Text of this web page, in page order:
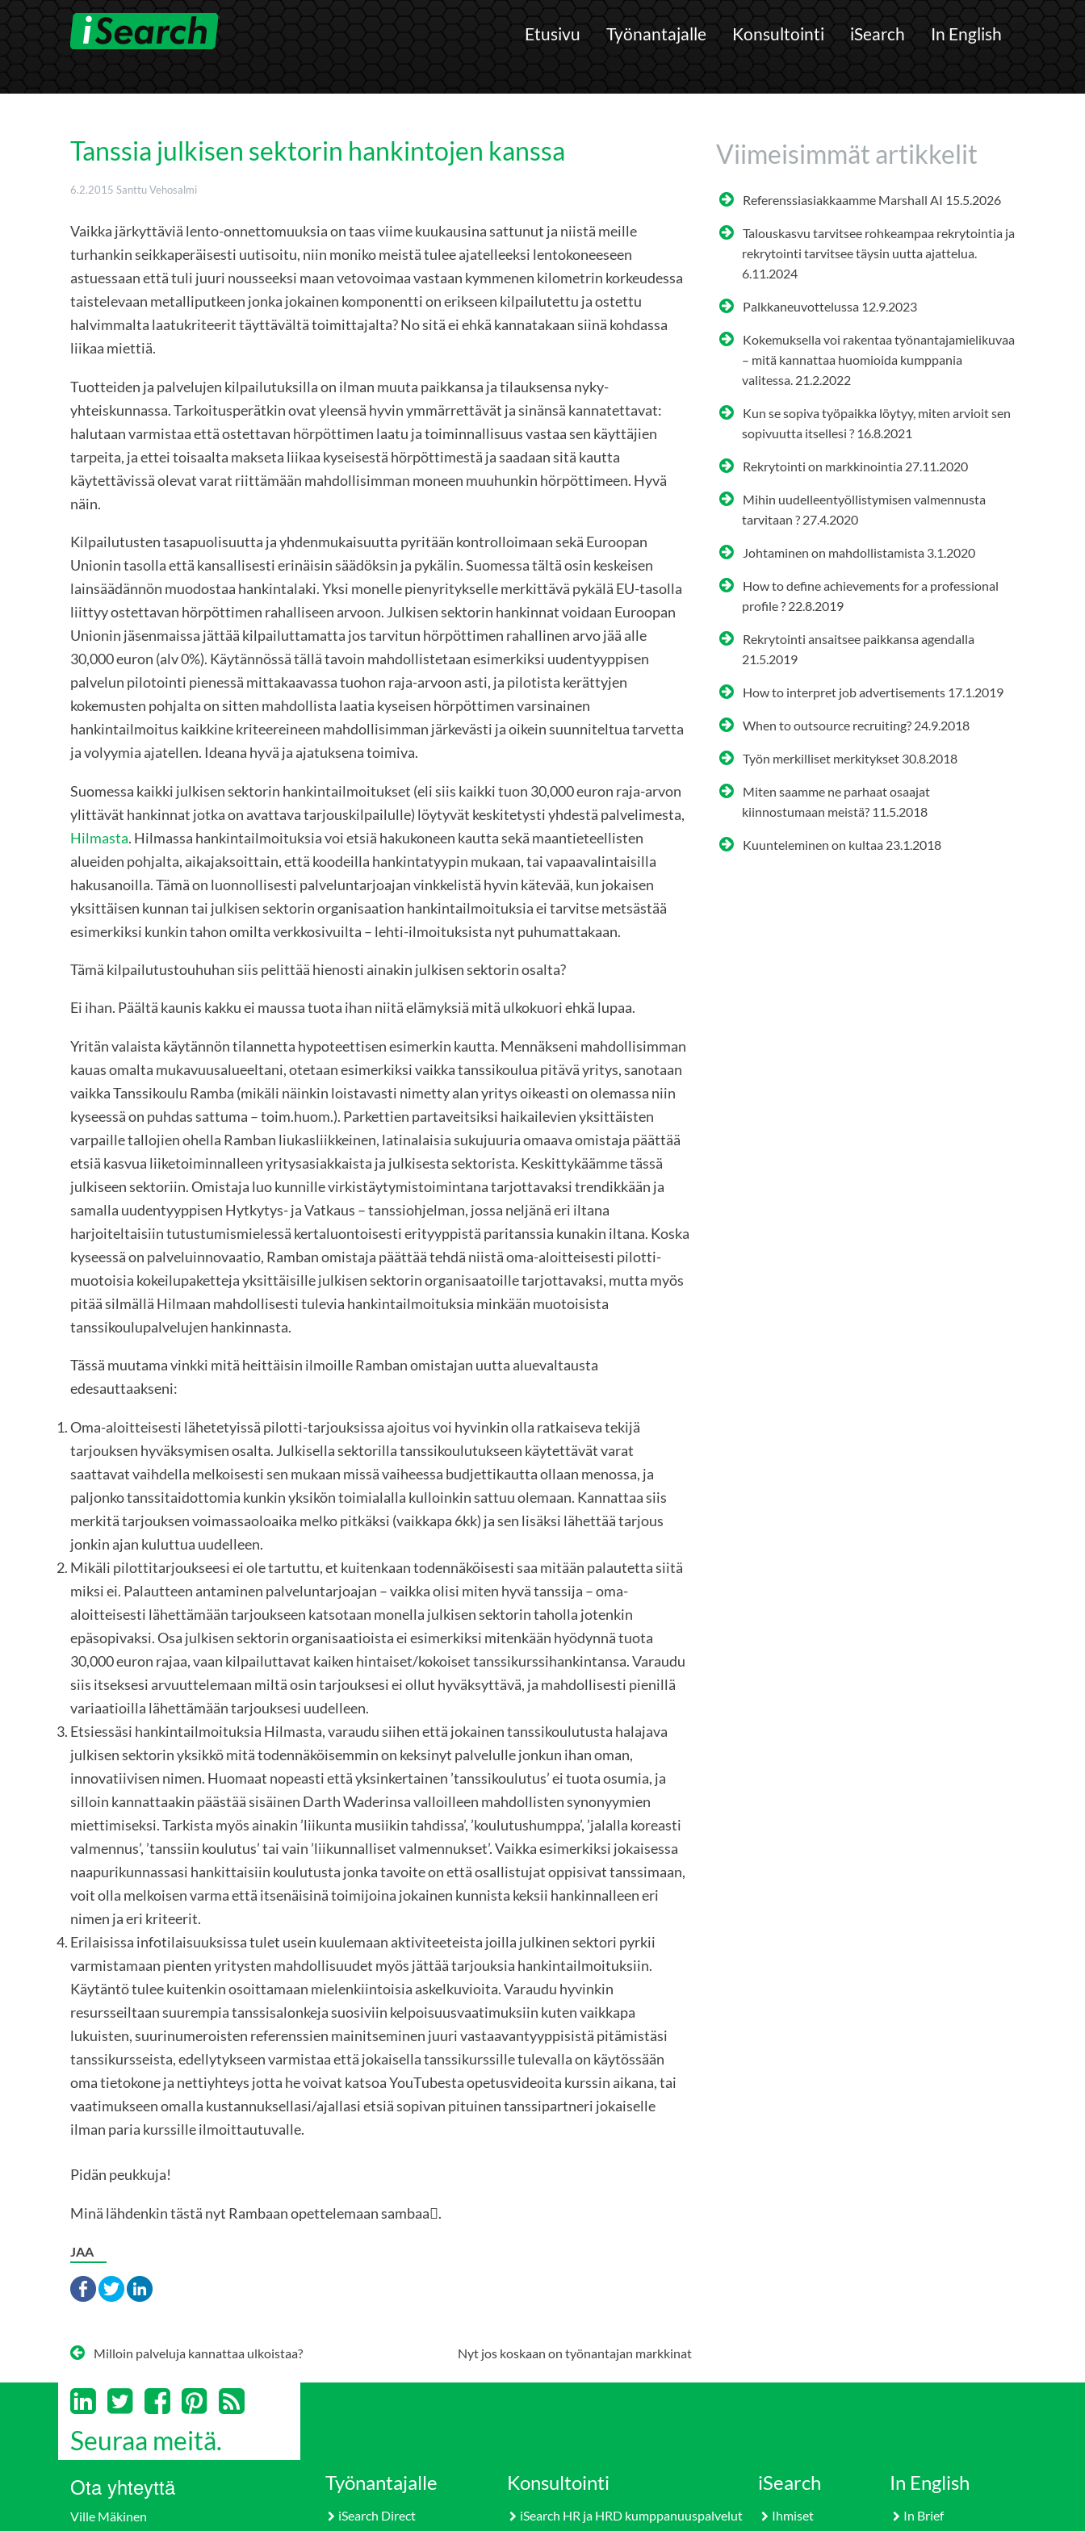
Skip
Etusivu Työnantajalle Konsultointi iSearch In English
Tanssia julkisen sektorin hankintojen kanssa
6.2.2015 Santtu Vehosalmi
Vaikka järkyttäviä lento-onnettomuuksia on taas viime kuukausina sattunut ja niistä meille
turhankin seikkaperäisesti uutisoitu, niin moniko meistä tulee ajatelleeksi lentokoneeseen
astuessaan että tuli juuri nousseeksi maan vetovoimaa vastaan kymmenen kilometrin korkeudessa
taistelevaan metalliputkeen jonka jokainen komponentti on erikseen kilpailutettu ja ostettu
halvimmalta laatukriteerit täyttävältä toimittajalta? No sitä ei ehkä kannatakaan siinä kohdassa
liikaa miettiä.
Tuotteiden ja palvelujen kilpailutuksilla on ilman muuta paikkansa ja tilauksensa nyky-
yhteiskunnassa. Tarkoitusperätkin ovat yleensä hyvin ymmärrettävät ja sinänsä kannatettavat:
halutaan varmistaa että ostettavan hörpöttimen laatu ja toiminnallisuus vastaa sen käyttäjien
tarpeita, ja ettei toisaalta makseta liikaa kyseisestä hörpöttimestä ja saadaan sitä kautta
käytettävissä olevat varat riittämään mahdollisimman moneen muuhunkin hörpöttimeen. Hyvä
näin.
Kilpailutusten tasapuolisuutta ja yhdenmukaisuutta pyritään kontrolloimaan sekä Euroopan
Unionin tasolla että kansallisesti erinäisin säädöksin ja pykälin. Suomessa tältä osin keskeisen
lainsäädännön muodostaa hankintalaki. Yksi monelle pienyritykselle merkittävä pykälä EU-tasolla
liittyy ostettavan hörpöttimen rahalliseen arvoon. Julkisen sektorin hankinnat voidaan Euroopan
Unionin jäsenmaissa jättää kilpailuttamatta jos tarvitun hörpöttimen rahallinen arvo jää alle
30,000 euron (alv 0%). Käytännössä tällä tavoin mahdollistetaan esimerkiksi uudentyyppisen
palvelun pilotointi pienessä mittakaavassa tuohon raja-arvoon asti, ja pilotista kerättyjen
kokemusten pohjalta on sitten mahdollista laatia kyseisen hörpöttimen varsinainen
hankintailmoitus kaikkine kriteereineen mahdollisimman järkevästi ja oikein suunniteltua tarvetta
ja volyymia ajatellen. Ideana hyvä ja ajatuksena toimiva.
Suomessa kaikki julkisen sektorin hankintailmoitukset (eli siis kaikki tuon 30,000 euron raja-arvon
ylittävät hankinnat jotka on avattava tarjouskilpailulle) löytyvät keskitetysti yhdestä palvelimesta,
Hilmasta. Hilmassa hankintailmoituksia voi etsiä hakukoneen kautta sekä maantieteellisten
alueiden pohjalta, aikajaksoittain, että koodeilla hankintatyypin mukaan, tai vapaavalintaisilla
hakusanoilla. Tämä on luonnollisesti palveluntarjoajan vinkkelistä hyvin kätevää, kun jokaisen
yksittäisen kunnan tai julkisen sektorin organisaation hankintailmoituksia ei tarvitse metsästää
esimerkiksi kunkin tahon omilta verkkosivuilta – lehti-ilmoituksista nyt puhumattakaan.
Tämä kilpailutustouhuhan siis pelittää hienosti ainakin julkisen sektorin osalta?
Ei ihan. Päältä kaunis kakku ei maussa tuota ihan niitä elämyksiä mitä ulkokuori ehkä lupaa.
Yritän valaista käytännön tilannetta hypoteettisen esimerkin kautta. Mennäkseni mahdollisimman
kauas omalta mukavuusalueeltani, otetaan esimerkiksi vaikka tanssikoulua pitävä yritys, sanotaan
vaikka Tanssikoulu Ramba (mikäli näinkin loistavasti nimetty alan yritys oikeasti on olemassa niin
kyseessä on puhdas sattuma – toim.huom.). Parkettien partaveitsiksi haikailevien yksittäisten
varpaille tallojien ohella Ramban liukasliikkeinen, latinalaisia sukujuuria omaava omistaja päättää
etsiä kasvua liiketoiminnalleen yritysasiakkaista ja julkisesta sektorista. Keskittykäämme tässä
julkiseen sektoriin. Omistaja luo kunnille virkistäytymistoimintana tarjottavaksi trendikkään ja
samalla uudentyyppisen Hytkytys- ja Vatkaus – tanssiohjelman, jossa neljänä eri iltana
harjoiteltaisiin tutustumismielessä kertaluontoisesti erityyppistä paritanssia kunakin iltana. Koska
kyseessä on palveluinnovaatio, Ramban omistaja päättää tehdä niistä oma-aloitteisesti pilotti-
muotoisia kokeilupaketteja yksittäisille julkisen sektorin organisaatoille tarjottavaksi, mutta myös
pitää silmällä Hilmaan mahdollisesti tulevia hankintailmoituksia minkään muotoisista
tanssikoulupalvelujen hankinnasta.
Tässä muutama vinkki mitä heittäisin ilmoille Ramban omistajan uutta aluevaltausta
edesauttaakseni:
Oma-aloitteisesti lähetetyissä pilotti-tarjouksissa ajoitus voi hyvinkin olla ratkaiseva tekijä
tarjouksen hyväksymisen osalta. Julkisella sektorilla tanssikoulutukseen käytettävät varat
saattavat vaihdella melkoisesti sen mukaan missä vaiheessa budjettikautta ollaan menossa, ja
paljonko tanssitaidottomia kunkin yksikön toimialalla kulloinkin sattuu olemaan. Kannattaa siis
merkitä tarjouksen voimassaoloaika melko pitkäksi (vaikkapa 6kk) ja sen lisäksi lähettää tarjous
jonkin ajan kuluttua uudelleen.
Mikäli pilottitarjoukseesi ei ole tartuttu, et kuitenkaan todennäköisesti saa mitään palautetta siitä
miksi ei. Palautteen antaminen palveluntarjoajan – vaikka olisi miten hyvä tanssija – oma-
aloitteisesti lähettämään tarjoukseen katsotaan monella julkisen sektorin taholla jotenkin
epäsopivaksi. Osa julkisen sektorin organisaatioista ei esimerkiksi mitenkään hyödynnä tuota
30,000 euron rajaa, vaan kilpailuttavat kaiken hintaiset/kokoiset tanssikurssihankintansa. Varaudu
siis itseksesi arvuuttelemaan miltä osin tarjouksesi ei ollut hyväksyttävä, ja mahdollisesti pienillä
variaatioilla lähettämään tarjouksesi uudelleen.
Etsiessäsi hankintailmoituksia Hilmasta, varaudu siihen että jokainen tanssikoulutusta halajava
julkisen sektorin yksikkö mitä todennäköisemmin on keksinyt palvelulle jonkun ihan oman,
innovatiivisen nimen. Huomaat nopeasti että yksinkertainen ’tanssikoulutus’ ei tuota osumia, ja
silloin kannattaakin päästää sisäinen Darth Waderinsa valloilleen mahdollisten synonyymien
miettimiseksi. Tarkista myös ainakin ’liikunta musiikin tahdissa’, ’koulutushumppa’, ’jalalla koreasti
valmennus’, ’tanssiin koulutus’ tai vain ’liikunnalliset valmennukset’. Vaikka esimerkiksi jokaisessa
naapurikunnassasi hankittaisiin koulutusta jonka tavoite on että osallistujat oppisivat tanssimaan,
voit olla melkoisen varma että itsenäisinä toimijoina jokainen kunnista keksii hankinnalleen eri
nimen ja eri kriteerit.
Erilaisissa infotilaisuuksissa tulet usein kuulemaan aktiviteeteista joilla julkinen sektori pyrkii
varmistamaan pienten yritysten mahdollisuudet myös jättää tarjouksia hankintailmoituksiin.
Käytäntö tulee kuitenkin osoittamaan mielenkiintoisia askelkuvioita. Varaudu hyvinkin
resursseiltaan suurempia tanssisalonkeja suosiviin kelpoisuusvaatimuksiin kuten vaikkapa
lukuisten, suurinumeroisten referenssien mainitseminen juuri vastaavantyyppisistä pitämistäsi
tanssikursseista, edellytykseen varmistaa että jokaisella tanssikurssille tulevalla on käytössään
oma tietokone ja nettiyhteys jotta he voivat katsoa YouTubesta opetusvideoita kurssin aikana, tai
vaatimukseen omalla kustannuksellasi/ajallasi etsiä sopivan pituinen tanssipartneri jokaiselle
ilman paria kurssille ilmoittautuvalle.
Pidän peukkuja!
Minä lähdenkin tästä nyt Rambaan opettelemaan sambaa.
JAA
Artikkelien
selaus
Milloin palveluja kannattaa ulkoistaa? Nyt jos koskaan on työnantajan markkinat
Viimeisimmät artikkelit
Referenssiasiakkaamme Marshall AI 15.5.2026
Talouskasvu tarvitsee rohkeampaa rekrytointia ja
rekrytointi tarvitsee täysin uutta ajattelua.
6.11.2024
Palkkaneuvottelussa 12.9.2023
Kokemuksella voi rakentaa työnantajamielikuvaa
– mitä kannattaa huomioida kumppania
valitessa. 21.2.2022
Kun se sopiva työpaikka löytyy, miten arvioit sen
sopivuutta itsellesi ? 16.8.2021
Rekrytointi on markkinointia 27.11.2020
Mihin uudelleentyöllistymisen valmennusta
tarvitaan ? 27.4.2020
Johtaminen on mahdollistamista 3.1.2020
How to define achievements for a professional
profile ? 22.8.2019
Rekrytointi ansaitsee paikkansa agendalla
21.5.2019
How to interpret job advertisements 17.1.2019
When to outsource recruiting? 24.9.2018
Työn merkilliset merkitykset 30.8.2018
Miten saamme ne parhaat osaajat
kiinnostumaan meistä? 11.5.2018
Kuunteleminen on kultaa 23.1.2018
Seuraa meitä.
Ota yhteyttä
Ville Mäkinen
Työnantajalle
iSearch Direct
Konsultointi
iSearch HR ja HRD kumppanuuspalvelut
iSearch
Ihmiset
In English
In Brief